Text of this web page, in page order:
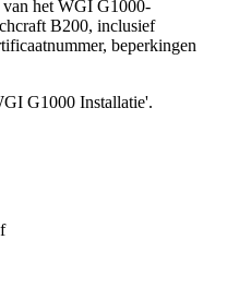
G1000 Installatie'.